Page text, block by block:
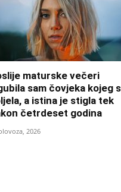
maturske večeri
sam čovjeka kojeg
a istina je stigla tek
četrdeset godina
2026